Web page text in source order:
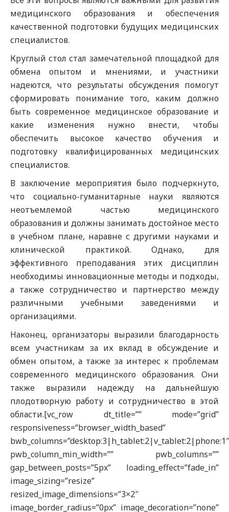
медицинского образования и обеспечения
качественной подготовки будущих медицинских
специалистов.
Круглый стол стал замечательной площадкой для
обмена опытом и мнениями, и участники
надеются, что результаты обсуждения помогут
сформировать понимание того, каким должно
быть современное медицинское образование и
какие изменения нужно внести, чтобы
обеспечить высокое качество обучения и
подготовку квалифицированных медицинских
специалистов.
В заключение мероприятия было подчеркнуто,
что социально-гуманитарные науки являются
неотъемлемой частью медицинского
образования и должны занимать достойное место
в учебном плане, наравне с другими науками и
клинической практикой. Однако, для
эффективного преподавания этих дисциплин
необходимы инновационные методы и подходы,
а также сотрудничество и партнерство между
различными учебными заведениями и
организациями.
Наконец, организаторы выразили благодарность
всем участникам за их вклад в обсуждение и
обмен опытом, а также за интерес к проблемам
современного медицинского образования. Они
также выразили надежду на дальнейшую
плодотворную работу и сотрудничество в этой
области.[vc_row dt_title=”” mode=”grid”
responsiveness=”browser_width_based”
bwb_columns=”desktop:3|h_tablet:2|v_tablet:2|phone:1″
pwb_column_min_width=”” pwb_columns=””
gap_between_posts=”5px” loading_effect=”fade_in”
image_sizing=”resize”
resized_image_dimensions=”3×2″
image_border_radius=”0px” image_decoration=”none”